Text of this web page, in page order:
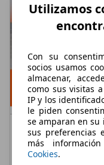
RenaultLimited
€ 11.990,-
Utilizamos
Con su
socios usamos
almacenar,
como sus visitas
IP y los
le piden
se amparan en
sus preferencias
más
Cookies.